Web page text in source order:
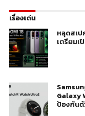
เรื่องเด่น
หลุดสเป
เตรียมเ
Galaxy
ป้องกัน